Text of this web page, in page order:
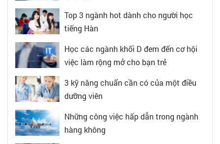
Top 3 ngành hot dành cho người học
tiếng Hàn
Học các ngành khối D đem đến cơ hội
việc làm rộng mở cho bạn trẻ
3 kỹ năng chuẩn cần có của một điều
dưỡng viên
Những công việc hấp dẫn trong ngành
hàng không